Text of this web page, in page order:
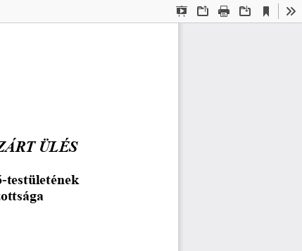
Presentation
OpenPrint Download
Current
View
ÜLÉS
-testületének